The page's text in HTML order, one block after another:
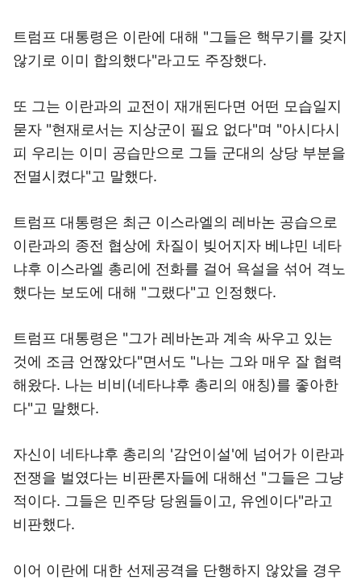
트럼프 대통령은 이란에 대해 "그들은 핵무기를 갖지
않기로 이미 합의했다"라고도 주장했다.
또 그는 이란과의 교전이 재개된다면 어떤 모습일지
묻자 "현재로서는 지상군이 필요 없다"며 "아시다시
피 우리는 이미 공습만으로 그들 군대의 상당 부분을
전멸시켰다"고 말했다.
트럼프 대통령은 최근 이스라엘의 레바논 공습으로
이란과의 종전 협상에 차질이 빚어지자 베냐민 네타
냐후 이스라엘 총리에 전화를 걸어 욕설을 섞어 격노
했다는 보도에 대해 "그랬다"고 인정했다.
트럼프 대통령은 "그가 레바논과 계속 싸우고 있는
것에 조금 언짢았다"면서도 "나는 그와 매우 잘 협력
해왔다. 나는 비비(네타냐후 총리의 애칭)를 좋아한
다"고 말했다.
자신이 네타냐후 총리의 '감언이설'에 넘어가 이란과
전쟁을 벌였다는 비판론자들에 대해선 "그들은 그냥
적이다. 그들은 민주당 당원들이고, 유엔이다"라고
비판했다.
이어 이란에 대한 선제공격을 단행하지 않았을 경우